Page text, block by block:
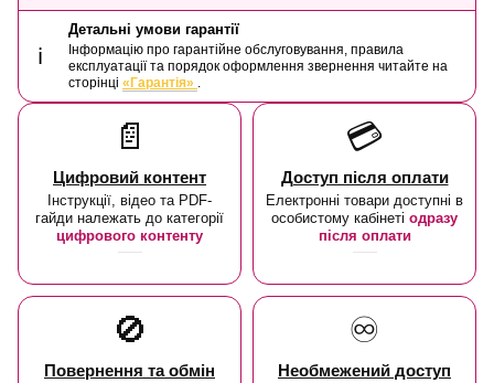
ℹ️
Детальні умови гарантії
Інформацію про гарантійне обслуговування, правила
експлуатації та порядок оформлення звернення читайте на
сторінці «Гарантія» .
📄
Цифровий контент
Інструкції, відео та PDF-
гайди належать до категорії
цифрового контенту
💳
Доступ після оплати
Електронні товари доступні в
особистому кабінеті одразу
після оплати
🚫
Повернення та обмін
♾️
Необмежений доступ